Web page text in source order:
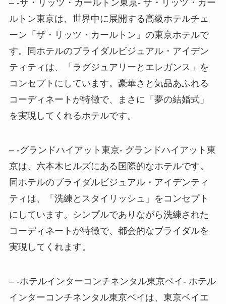
– -ザ・リッツ・カールトン東京- ザ・リッツ・カー
ルトン東京は、世界中に展開する高級ホテルチェ
ーン「ザ・リッツ・カールトン」の東京ホテルで
す。同ホテルのブライダルビジュアル・アイデン
ティティは、「ラグジュアリーとエレガンス」を
コンセプトにしています。豪華さと気品あふれる
コーディネートが特徴で、まさに「夢の結婚式」
を実現してくれるホテルです。
– -グランドハイアット東京- グランドハイアット東
京は、六本木ヒルズにある国際的なホテルです。
同ホテルのブライダルビジュアル・アイデンティ
ティは、「洗練とスタイリッシュ」をコンセプト
にしています。シンプルでありながら洗練された
コーディネートが特徴で、都会的なブライダルを
実現してくれます。
– -ホテルインターコンチネンタル東京ベイ- ホテル
インターコンチネンタル東京ベイは、東京ベイエ